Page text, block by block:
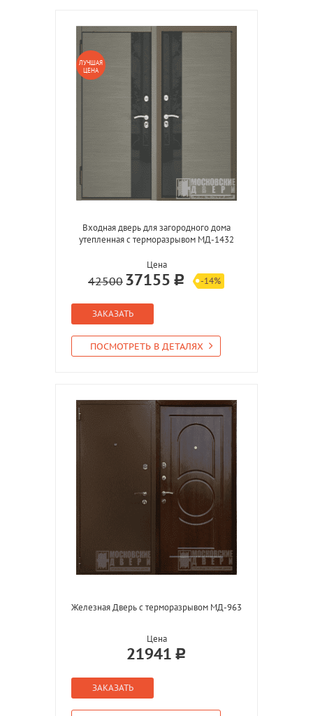
ЛУЧШАЯ
ЦЕНА
Входная дверь для загородного дома
утепленная с терморазрывом МД-1432
Цена
42500 37155 -14%
ЗАКАЗАТЬ
ПОСМОТРЕТЬ В ДЕТАЛЯХ
Железная Дверь с терморазрывом МД-963
Цена
21941
ЗАКАЗАТЬ